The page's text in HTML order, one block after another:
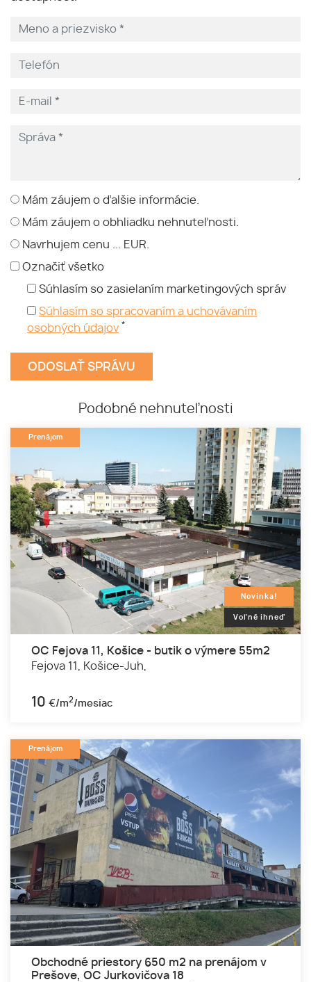
Mám záujem o ďalšie informácie.
Mám záujem o obhliadku nehnuteľnosti.
Navrhujem cenu ... EUR.
Označiť všetko
Súhlasím so zasielaním marketingových správ
Súhlasím so spracovaním a uchovávaním
osobných údajov *
Podobné nehnuteľnosti
Prenájom
Novinka!
Voľné ihneď
OC Fejova 11, Košice - butik o výmere 55m2
Fejova 11,
Košice-Juh,
10 €/m2/mesiac
Prenájom
Obchodné priestory 650 m2 na prenájom v
Prešove, OC Jurkovičova 18